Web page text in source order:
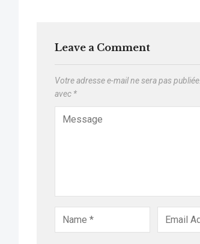
Leave a Comment
Votre adresse e-mail ne sera pas publiée.
avec *